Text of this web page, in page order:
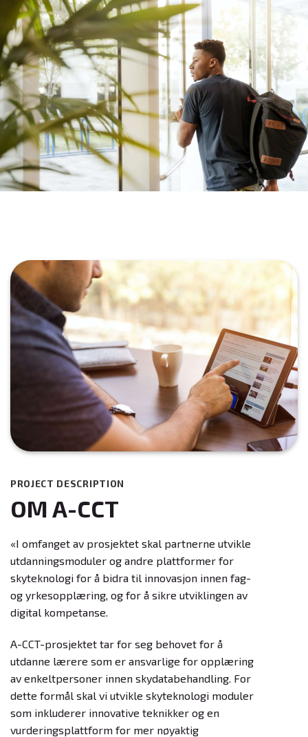
PROJECT DESCRIPTION
OM A-CCT
«I omfanget av prosjektet skal partnerne utvikle
utdanningsmoduler og andre plattformer for
skyteknologi for å bidra til innovasjon innen fag-
og yrkesopplæring, og for å sikre utviklingen av
digital kompetanse.
A-CCT-prosjektet tar for seg behovet for å
utdanne lærere som er ansvarlige for opplæring
av enkeltpersoner innen skydatabehandling. For
dette formål skal vi utvikle skyteknologi moduler
som inkluderer innovative teknikker og en
vurderingsplattform for mer nøyaktig